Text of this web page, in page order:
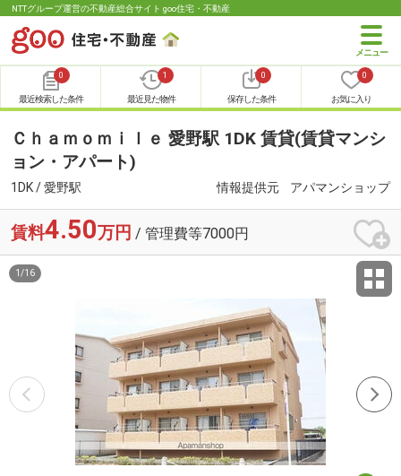
NTTグループ運営の不動産総合サイト goo住宅・不動産
0
最近検索した条件
1
最近見た物件
0
保存した条件
0
お気に入り
Ｃｈａｍｏｍｉｌｅ 愛野駅 1DK 賃貸(賃貸マンシ
ョン・アパート)
1DK / 愛野駅 情報提供元 アパマンショップ
賃料4.50万円 / 管理費等7000円
1 /16